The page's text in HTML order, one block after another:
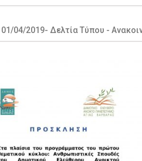
01/04/2019- Δελτία Τύπου -